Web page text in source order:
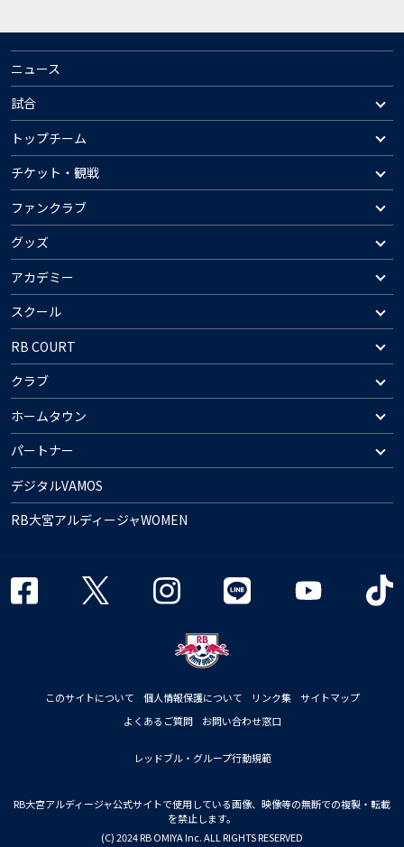
ニュース
試合
トップチーム
チケット・観戦
ファンクラブ
グッズ
アカデミー
スクール
RB COURT
クラブ
ホームタウン
パートナー
デジタルVAMOS
RB大宮アルディージャWOMEN
このサイトについて 個人情報保護について リンク集
サイトマップ
よくあるご質問
お問い合わせ窓口
レッドブル・グループ行動規範
RB大宮アルディージャ公式サイトで使用している画像、映像等の無断での複製・転載
を禁止します。
(C) 2024 RB OMIYA Inc. ALL RIGHTS RESERVED